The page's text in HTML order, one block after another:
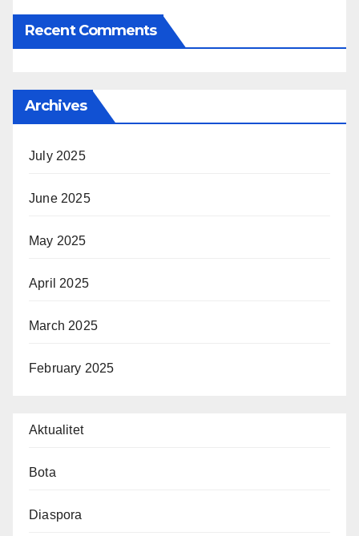
Recent Comments
Archives
July 2025
June 2025
May 2025
April 2025
March 2025
February 2025
Aktualitet
Bota
Diaspora